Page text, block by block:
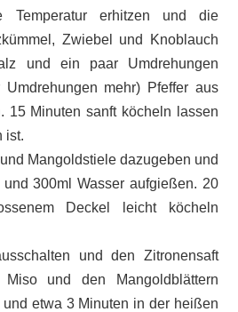
Temperatur erhitzen und die
Zwiebel und Knoblauch
und ein paar Umdrehungen
mehr) Pfeffer aus
15 Minuten sanft köcheln lassen
ist.
Mangoldstiele dazugeben und
300ml Wasser aufgießen. 20
Deckel leicht köcheln
und den Zitronensaft
und den Mangoldblättern
etwa 3 Minuten in der heißen